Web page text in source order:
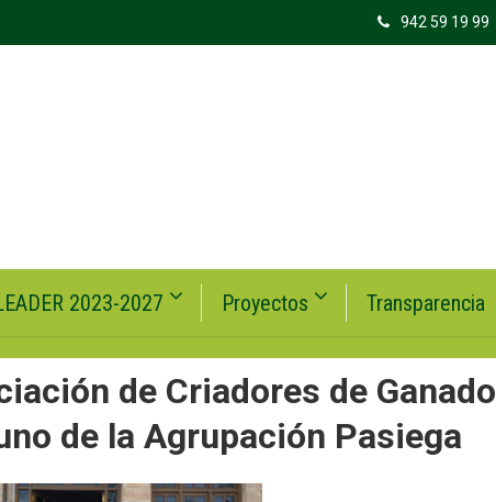
942 59 19 99
2023-2027 Proyectos Transparencia
de Criadores de Ganado
de la Agrupación Pasiega